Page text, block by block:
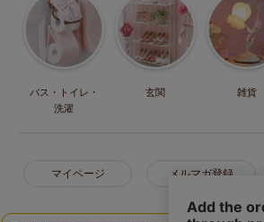
バス・トイレ・
洗濯
玄関 雑貨
マイページ メルマガ登録